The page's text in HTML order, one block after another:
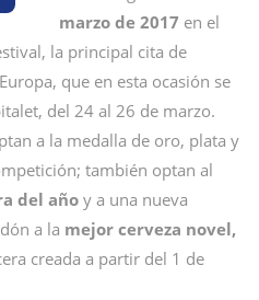
marzo de 2017 en el
la principal cita de
que en esta ocasión se
del 24 al 26 de marzo.
a la medalla de oro, plata y
también optan al
del añoy a una nueva
a la mejor cerveza novel,
creada a partir del 1 de